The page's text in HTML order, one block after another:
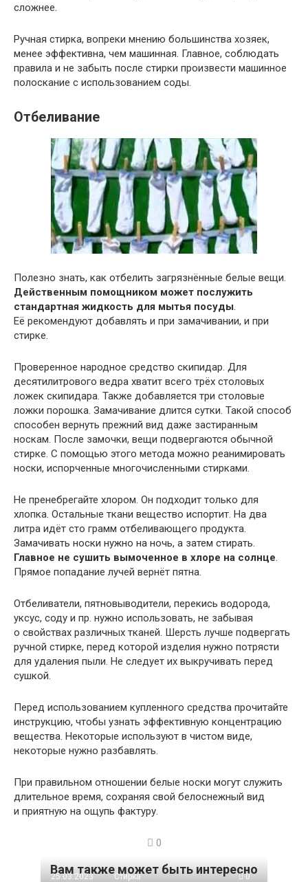
сложнее.
Ручная стирка, вопреки мнению большинства хозяек,
менее эффективна, чем машинная. Главное, соблюдать
правила и не забыть после стирки произвести машинное
полоскание с использованием соды.
Отбеливание
Полезно знать, как отбелить загрязнённые белые вещи.
Действенным помощником может послужить
стандартная жидкость для мытья посуды.
Её рекомендуют добавлять и при замачивании, и при
стирке.
Проверенное народное средство скипидар. Для
десятилитрового ведра хватит всего трёх столовых
ложек скипидара. Также добавляется три столовые
ложки порошка. Замачивание длится сутки. Такой способ
способен вернуть прежний вид даже застиранным
носкам. После замочки, вещи подвергаются обычной
стирке. С помощью этого метода можно реанимировать
носки, испорченные многочисленными стирками.
Не пренебрегайте хлором. Он подходит только для
хлопка. Остальные ткани вещество испортит. На два
литра идёт сто грамм отбеливающего продукта.
Замачивать носки нужно на ночь, а затем стирать.
Главное не сушить вымоченное в хлоре на солнце.
Прямое попадание лучей вернёт пятна.
Отбеливатели, пятновыводители, перекись водорода,
уксус, соду и пр. нужно использовать, не забывая
о свойствах различных тканей. Шерсть лучше подвергать
ручной стирке, перед которой изделия нужно потрясти
для удаления пыли. Не следует их выкручивать перед
сушкой.
Перед использованием купленного средства прочитайте
инструкцию, чтобы узнать эффективную концентрацию
вещества. Некоторые используют в чистом виде,
некоторые нужно разбавлять.
При правильном отношении белые носки могут служить
длительное время, сохраняя свой белоснежный вид
и приятную на ощупь фактуру.
0
Вам также может быть интересно
25.03.2023 Стирка 0